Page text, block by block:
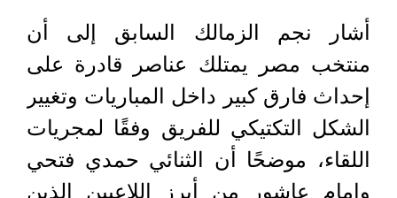
أشار نجم الزمالك السابق إلى أن
منتخب مصر يمتلك عناصر قادرة على
إحداث فارق كبير داخل المباريات وتغيير
الشكل التكتيكي للفريق وفقًا لمجريات
اللقاء، موضحًا أن الثنائي حمدي فتحي
وإمام عاشور من أبرز اللاعبين الذين